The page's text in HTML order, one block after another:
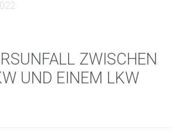
ZWISCHEN
UND EINEM LKW